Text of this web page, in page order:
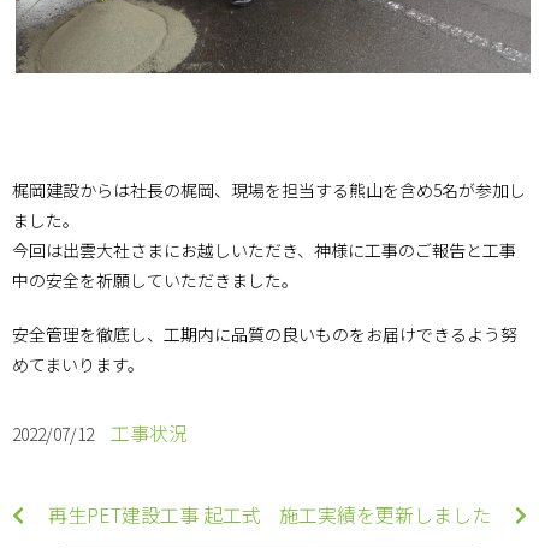
梶岡建設からは社長の梶岡、現場を担当する熊山を含め5名が参加し
ました。
今回は出雲大社さまにお越しいただき、神様に工事のご報告と工事
中の安全を祈願していただきました。
安全管理を徹底し、工期内に品質の良いものをお届けできるよう努
めてまいります。
2022/07/12 工事状況
再生PET建設工事 起工式 施工実績を更新しました